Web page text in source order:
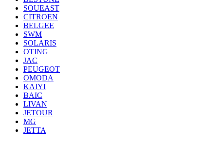
SOUEAST
CITROEN
BELGEE
SWM
SOLARIS
OTING
JAC
PEUGEOT
OMODA
KAIYI
BAIC
LIVAN
JETOUR
MG
JETTA